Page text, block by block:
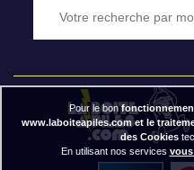
Pour le bon
www.laboiteapiles.com et le
des Cookies
En utilisant nos services vous